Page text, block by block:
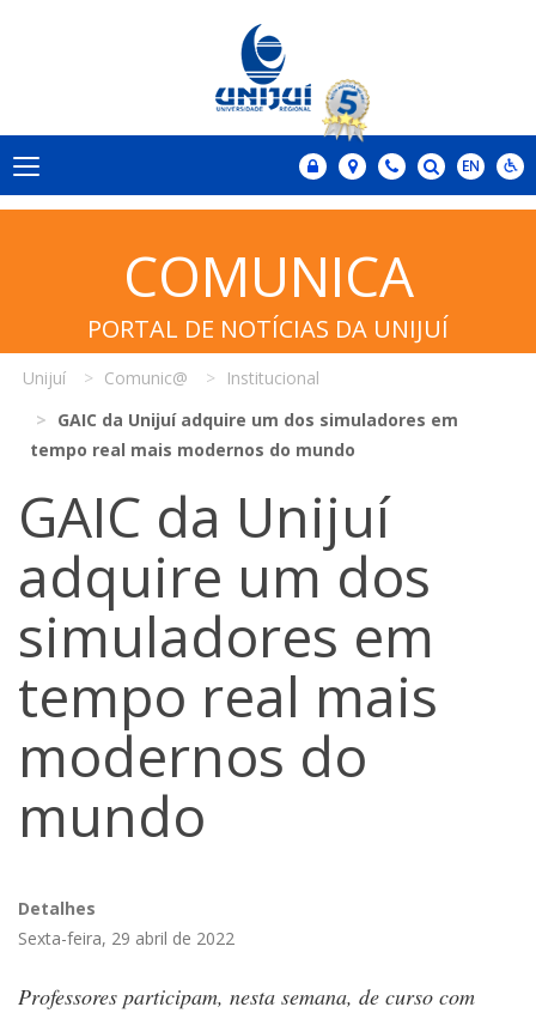
COMUNICA
PORTAL DE NOTÍCIAS DA UNIJUÍ
Unijuí Comunic@
Institucional
GAIC da Unijuí adquire um dos simuladores em
tempo real mais modernos do mundo
GAIC da Unijuí
adquire um dos
simuladores em
tempo real mais
modernos do
mundo
Detalhes
Sexta-feira, 29 abril de 2022
Professores participam, nesta semana, de curso com